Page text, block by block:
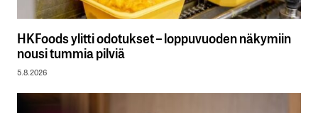
HKFoods ylitti odotukset – loppuvuoden näkymiin
nousi tummia pilviä
5.8.2026